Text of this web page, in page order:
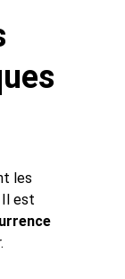
les
Il est